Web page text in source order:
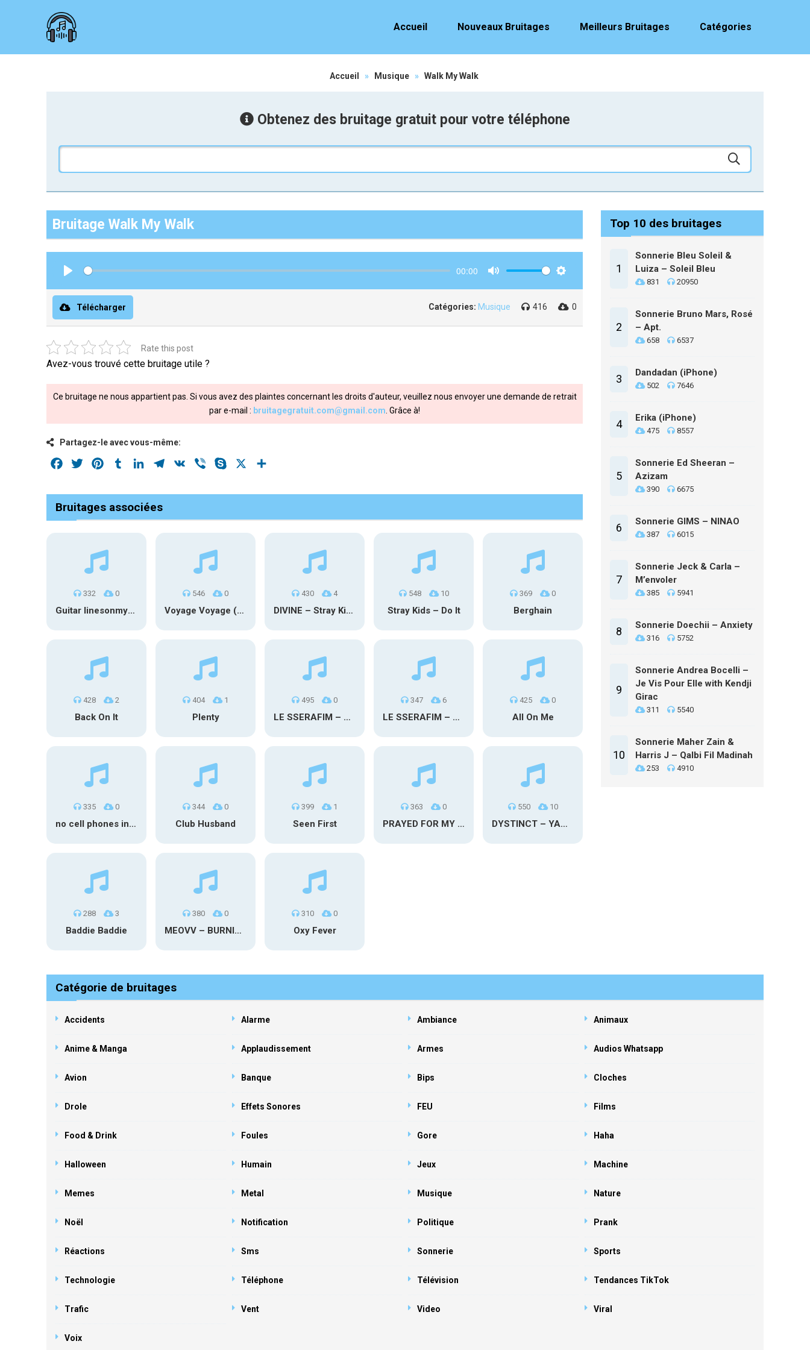
Accueil Nouveaux Bruitages Meilleurs Bruitages Catégories
Accueil » Musique » Walk My Walk
Obtenez des bruitage gratuit pour votre téléphone
Bruitage Walk My Walk
00:00
Télécharger Catégories: Musique 416 0
Rate this post
Avez-vous trouvé cette bruitage utile ?
Ce bruitage ne nous appartient pas. Si vous avez des plaintes concernant les droits d'auteur, veuillez nous envoyer une demande de retrait
par e-mail : bruitagegratuit.com@gmail.com . Grâce à!
Partagez-le avec vous-même:
Facebook
Twitter PinterestTumblrLinkedInTelegram
VK Viber Skype
Bruitages associées
332 0
Guitar linesonmyface
546 0
Voyage Voyage (UNKNX) Cover
430 4
DIVINE – Stray Kids
548 10
Stray Kids – Do It
369 0
Berghain
428 2
Back On It
404 1
Plenty
495 0
LE SSERAFIM – SPAGHETTI (Rap)
347 6
LE SSERAFIM – SPAGHETTI
425 0
All On Me
335 0
no cell phones in rehab
344 0
Club Husband
399 1
Seen First
363 0
PRAYED FOR MY ENEMIES
550 10
DYSTINCT – YAMA
288 3
Baddie Baddie
380 0
MEOVV – BURNING UP
310 0
Oxy Fever
Top 10 des bruitages
1
Sonnerie Bleu Soleil &
Luiza – Soleil Bleu
831 20950
2
Sonnerie Bruno Mars, Rosé
– Apt.
658 6537
3 Dandadan (iPhone)
502 7646
4 Erika (iPhone)
475 8557
5
Sonnerie Ed Sheeran –
Azizam
390 6675
6 Sonnerie GIMS – NINAO
387 6015
7
Sonnerie Jeck & Carla –
M’envoler
385 5941
8 Sonnerie Doechii – Anxiety
316 5752
9
Sonnerie Andrea Bocelli –
Je Vis Pour Elle with Kendji
Girac
311 5540
10
Sonnerie Maher Zain &
Harris J – Qalbi Fil Madinah
253 4910
Catégorie de bruitages
Accidents Alarme Ambiance Animaux
Anime & Manga Applaudissement Armes Audios Whatsapp
Avion Banque Bips Cloches
Drole Effets Sonores FEU Films
Food & Drink Foules Gore Haha
Halloween Humain Jeux Machine
Memes Metal Musique Nature
Noël Notification Politique Prank
Réactions Sms Sonnerie Sports
Technologie Téléphone Télévision Tendances TikTok
Trafic Vent Video Viral
Voix